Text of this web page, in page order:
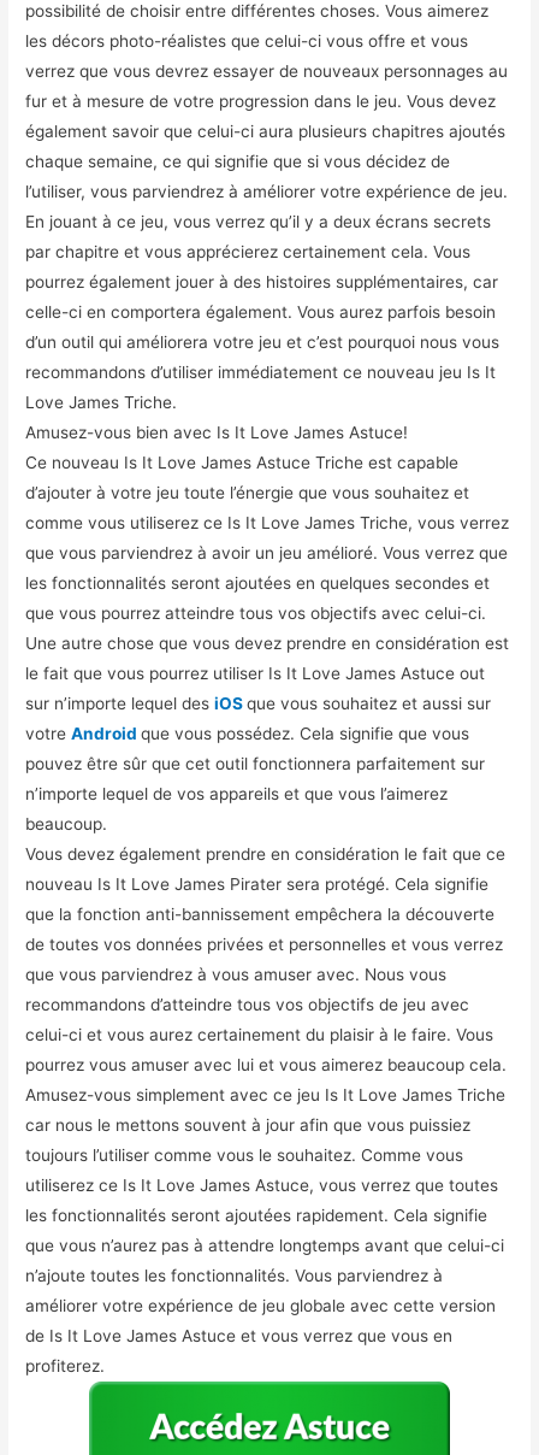
possibilité de choisir entre différentes choses. Vous aimerez
les décors photo-réalistes que celui-ci vous offre et vous
verrez que vous devrez essayer de nouveaux personnages au
fur et à mesure de votre progression dans le jeu. Vous devez
également savoir que celui-ci aura plusieurs chapitres ajoutés
chaque semaine, ce qui signifie que si vous décidez de
l’utiliser, vous parviendrez à améliorer votre expérience de jeu.
En jouant à ce jeu, vous verrez qu’il y a deux écrans secrets
par chapitre et vous apprécierez certainement cela. Vous
pourrez également jouer à des histoires supplémentaires, car
celle-ci en comportera également. Vous aurez parfois besoin
d’un outil qui améliorera votre jeu et c’est pourquoi nous vous
recommandons d’utiliser immédiatement ce nouveau jeu Is It
Love James Triche.
Amusez-vous bien avec Is It Love James Astuce!
Ce nouveau Is It Love James Astuce Triche est capable
d’ajouter à votre jeu toute l’énergie que vous souhaitez et
comme vous utiliserez ce Is It Love James Triche, vous verrez
que vous parviendrez à avoir un jeu amélioré. Vous verrez que
les fonctionnalités seront ajoutées en quelques secondes et
que vous pourrez atteindre tous vos objectifs avec celui-ci.
Une autre chose que vous devez prendre en considération est
le fait que vous pourrez utiliser Is It Love James Astuce out
sur n’importe lequel desiOSque vous souhaitez et aussi sur
votreAndroid que vous possédez. Cela signifie que vous
pouvez être sûr que cet outil fonctionnera parfaitement sur
n’importe lequel de vos appareils et que vous l’aimerez
beaucoup.
Vous devez également prendre en considération le fait que ce
nouveau Is It Love James Pirater sera protégé. Cela signifie
que la fonction anti-bannissement empêchera la découverte
de toutes vos données privées et personnelles et vous verrez
que vous parviendrez à vous amuser avec. Nous vous
recommandons d’atteindre tous vos objectifs de jeu avec
celui-ci et vous aurez certainement du plaisir à le faire. Vous
pourrez vous amuser avec lui et vous aimerez beaucoup cela.
Amusez-vous simplement avec ce jeu Is It Love James Triche
car nous le mettons souvent à jour afin que vous puissiez
toujours l’utiliser comme vous le souhaitez. Comme vous
utiliserez ce Is It Love James Astuce, vous verrez que toutes
les fonctionnalités seront ajoutées rapidement. Cela signifie
que vous n’aurez pas à attendre longtemps avant que celui-ci
n’ajoute toutes les fonctionnalités. Vous parviendrez à
améliorer votre expérience de jeu globale avec cette version
de Is It Love James Astuce et vous verrez que vous en
profiterez.